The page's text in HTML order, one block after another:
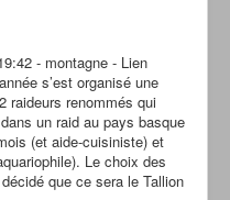
- montagne - Lien
s’est organisé une
raideurs renommés qui
un raid au pays basque
(et aide-cuisiniste) et
Le choix des
que ce sera le Tallion